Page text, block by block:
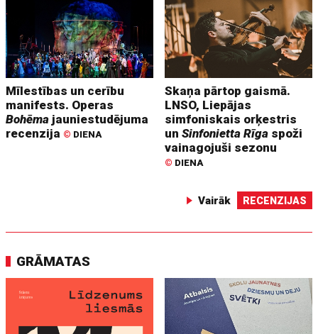
Mīlestības un cerību
manifests. Operas
Bohēma jauniestudējuma
recenzija © DIENA
Skaņa pārtop gaismā.
LNSO, Liepājas
simfoniskais orķestris
unSinfonietta Rīga spoži
vainagojuši sezonu
© DIENA
Vairāk RECENZIJAS
GRĀMATAS